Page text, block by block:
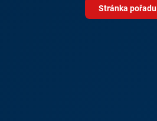
Stránka pořadu